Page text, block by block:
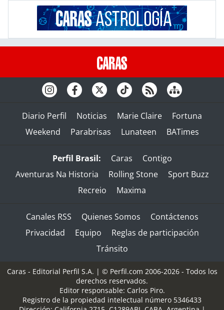
Diario Perfil Noticias Marie Claire
Fortuna
Weekend
Parabrisas Lunateen BATimes
Perfil Brasil: Caras
Contigo
Aventuras Na Historia
Rolling Stone
Sport Buzz
Recreio
Maxima
Canales RSS Quienes Somos
Contáctenos
Privacidad
Equipo
Reglas de participación
Tránsito
Caras - Editorial Perfil S.A. | © Perfil.com 2006-2026 - Todos los
derechos reservados.
Editor responsable: Carlos Piro.
Registro de la propiedad intelectual número 5346433